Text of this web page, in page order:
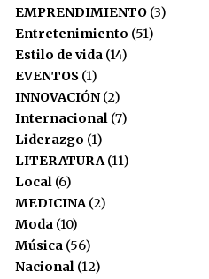
EMPRENDIMIENTO (3)
Entretenimiento (51)
Estilo de vida (14)
EVENTOS (1)
INNOVACIÓN (2)
Internacional (7)
Liderazgo (1)
LITERATURA(11)
Local (6)
MEDICINA(2)
Moda (10)
Música (56)
Nacional (12)